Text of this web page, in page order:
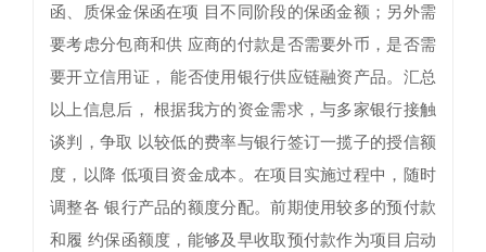
函、质保金保函在项 目不同阶段的保函金额；另外需
要考虑分包商和供 应商的付款是否需要外币，是否需
要开立信用证， 能否使用银行供应链融资产品。汇总
以上信息后， 根据我方的资金需求，与多家银行接触
谈判，争取 以较低的费率与银行签订一揽子的授信额
度，以降 低项目资金成本。在项目实施过程中，随时
调整各 银行产品的额度分配。前期使用较多的预付款
和履 约保函额度，能够及早收取预付款作为项目启动